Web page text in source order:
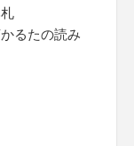
るたの読み